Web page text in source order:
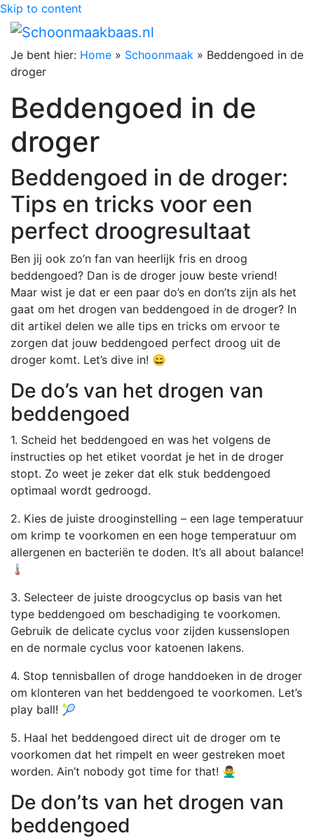
Skip to content
Je bent hier: Home » Schoonmaak » Beddengoed in de
droger
Beddengoed in de
droger
Beddengoed in de droger:
Tips en tricks voor een
perfect droogresultaat
Ben jij ook zo’n fan van heerlijk fris en droog
beddengoed? Dan is de droger jouw beste vriend!
Maar wist je dat er een paar do’s en don’ts zijn als het
gaat om het drogen van beddengoed in de droger? In
dit artikel delen we alle tips en tricks om ervoor te
zorgen dat jouw beddengoed perfect droog uit de
droger komt. Let’s dive in! 😄
De do’s van het drogen van
beddengoed
1. Scheid het beddengoed en was het volgens de
instructies op het etiket voordat je het in de droger
stopt. Zo weet je zeker dat elk stuk beddengoed
optimaal wordt gedroogd.
2. Kies de juiste drooginstelling – een lage temperatuur
om krimp te voorkomen en een hoge temperatuur om
allergenen en bacteriën te doden. It’s all about balance!
🌡️
3. Selecteer de juiste droogcyclus op basis van het
type beddengoed om beschadiging te voorkomen.
Gebruik de delicate cyclus voor zijden kussenslopen
en de normale cyclus voor katoenen lakens.
4. Stop tennisballen of droge handdoeken in de droger
om klonteren van het beddengoed te voorkomen. Let’s
play ball! 🎾
5. Haal het beddengoed direct uit de droger om te
voorkomen dat het rimpelt en weer gestreken moet
worden. Ain’t nobody got time for that! 🙅‍♂️
De don’ts van het drogen van
beddengoed